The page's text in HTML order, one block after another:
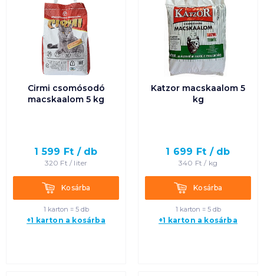
Cirmi csomósodó
macskaalom 5 kg
1 599 Ft / db
320 Ft / liter
KosárbaKosárba
1 karton = 5 db
+1 karton a kosárba
Katzor macskaalom 5
kg
1 699 Ft / db
340 Ft / kg
KosárbaKosárba
1 karton = 5 db
+1 karton a kosárba